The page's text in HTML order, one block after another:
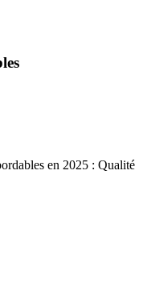
en 2025 : Qualité